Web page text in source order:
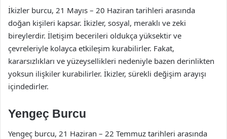
İkizler burcu, 21 Mayıs – 20 Haziran tarihleri arasında
doğan kişileri kapsar. İkizler, sosyal, meraklı ve zeki
bireylerdir. İletişim becerileri oldukça yüksektir ve
çevreleriyle kolayca etkileşim kurabilirler. Fakat,
kararsızlıkları ve yüzeysellikleri nedeniyle bazen derinlikten
yoksun ilişkiler kurabilirler. İkizler, sürekli değişim arayışı
içindedirler.
Yengeç Burcu
Yengeç burcu, 21 Haziran – 22 Temmuz tarihleri arasında